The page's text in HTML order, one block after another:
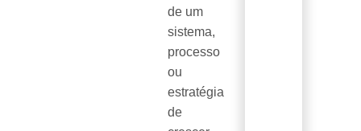
de um
sistema,
processo
ou
estratégia
de